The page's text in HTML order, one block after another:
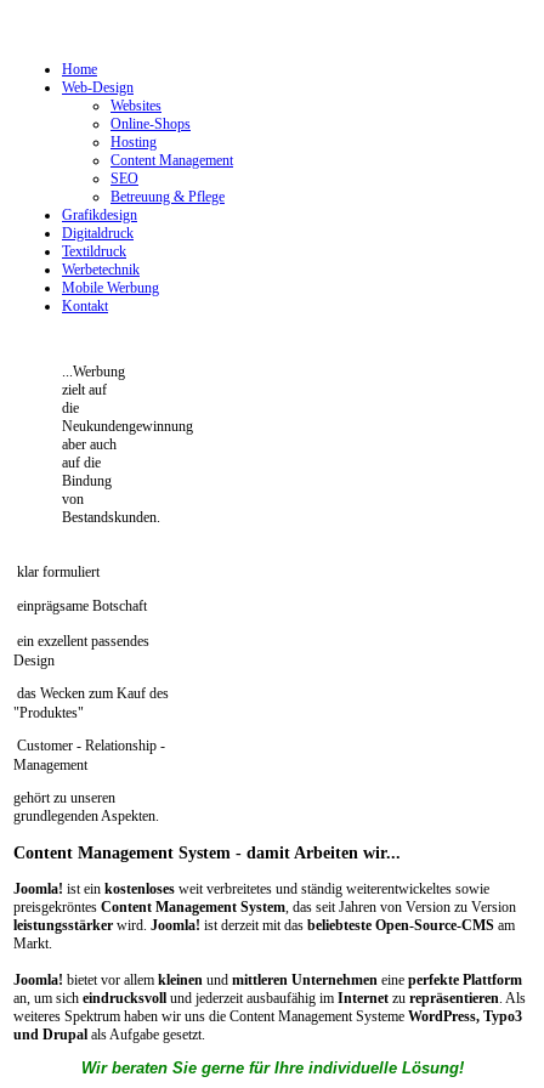
Home
Web-Design
Websites
Online-Shops
Hosting
Content Management
SEO
Betreuung & Pflege
Grafikdesign
Digitaldruck
Textildruck
Werbetechnik
Mobile Werbung
Kontakt
...Werbung
zielt auf
die
Neukundengewinnung
aber auch
auf die
Bindung
von
Bestandskunden.
klar formuliert
einprägsame Botschaft
ein exzellent passendes
Design
das Wecken zum Kauf des
"Produktes"
Customer - Relationship -
Management
gehört zu unseren
grundlegenden Aspekten.
Content Management System - damit Arbeiten wir...
Joomla! ist ein kostenloses weit verbreitetes und ständig weiterentwickeltes sowie
preisgekröntes Content Management System, das seit Jahren von Version zu Version
leistungsstärker wird. Joomla! ist derzeit mit das beliebteste Open-Source-CMS am
Markt.
Joomla! bietet vor allem kleinen und mittleren Unternehmen eine perfekte Plattform
an, um sich eindrucksvoll und jederzeit ausbaufähig im Internet zu repräsentieren. Als
weiteres Spektrum haben wir uns die Content Management Systeme WordPress, Typo3
und Drupal als Aufgabe gesetzt.
Wir beraten Sie gerne für Ihre individuelle Lösung!